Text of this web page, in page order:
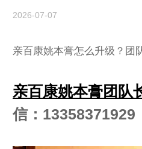
2026-07-07
亲百康姚本膏怎么升级？团
亲百康姚本膏团队
信：13358371929